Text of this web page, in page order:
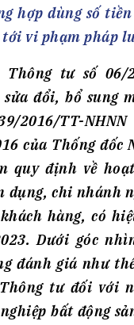
hợp dùng số tiền
vi phạm pháp
Thông tư số 06/
đổi, bổ sung
2016/TT-
của Thống đốc
quy định về
dụng, chi nhánh
hàng, có
Dưới góc
đánh giá như
tư đối với
bất động